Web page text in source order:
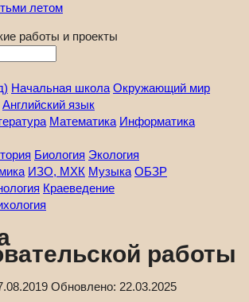
летом
работы и проекты
Начальная школа Окружающий мир
Английский язык
Математика Информатика
Биология Экология
ИЗО, МХК Музыка ОБЗР
Краеведение
работы
Обновлено: 22.03.2025